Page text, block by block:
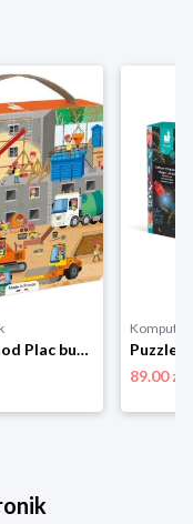
Puzzle Janod Plac budowy w walizce 36 elementów
89.00 zł